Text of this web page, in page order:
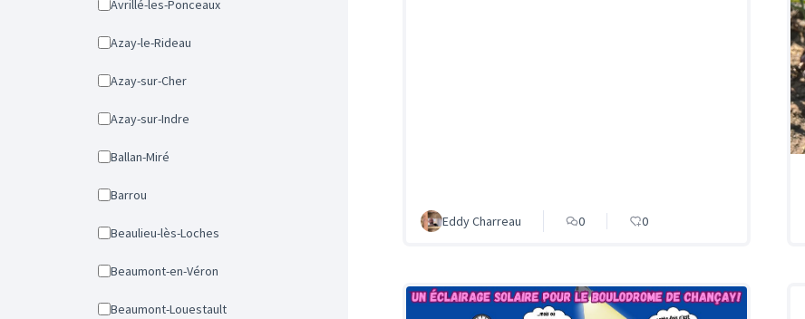
Avrillé-les-Ponceaux
Azay-le-Rideau
Azay-sur-Cher
Azay-sur-Indre
Ballan-Miré
Barrou
Beaulieu-lès-Loches
Beaumont-en-Véron
Beaumont-Louestault
Eddy Charreau 0 0